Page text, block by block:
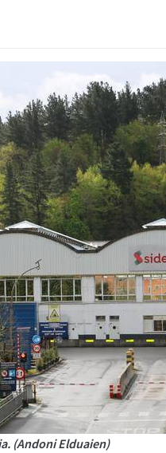
(Andoni Elduaien)